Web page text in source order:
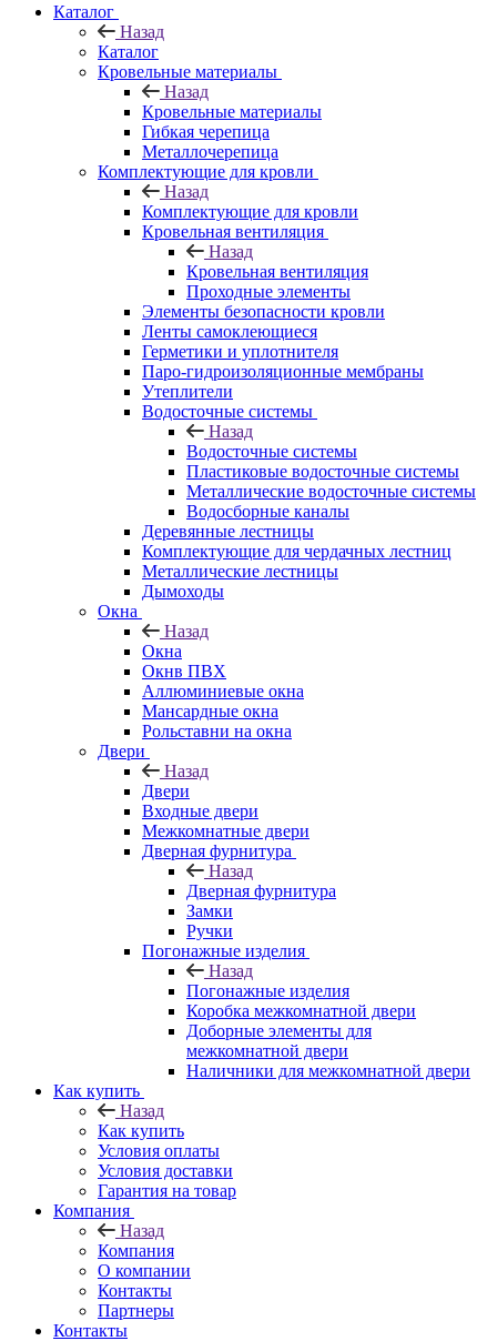
Каталог
Назад
Каталог
Кровельные материалы
Назад
Кровельные материалы
Гибкая черепица
Металлочерепица
Комплектующие для кровли
Назад
Комплектующие для кровли
Кровельная вентиляция
Назад
Кровельная вентиляция
Проходные элементы
Элементы безопасности кровли
Ленты самоклеющиеся
Герметики и уплотнителя
Паро-гидроизоляционные мембраны
Утеплители
Водосточные системы
Назад
Водосточные системы
Пластиковые водосточные системы
Металлические водосточные системы
Водосборные каналы
Деревянные лестницы
Комплектующие для чердачных лестниц
Металлические лестницы
Дымоходы
Окна
Назад
Окна
Окнв ПВХ
Аллюминиевые окна
Мансардные окна
Рольставни на окна
Двери
Назад
Двери
Входные двери
Межкомнатные двери
Дверная фурнитура
Назад
Дверная фурнитура
Замки
Ручки
Погонажные изделия
Назад
Погонажные изделия
Коробка межкомнатной двери
Доборные элементы для
межкомнатной двери
Наличники для межкомнатной двери
Как купить
Назад
Как купить
Условия оплаты
Условия доставки
Гарантия на товар
Компания
Назад
Компания
О компании
Контакты
Партнеры
Контакты